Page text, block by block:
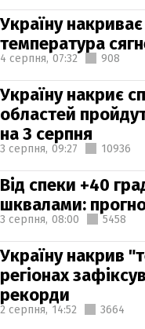
Україну
температура
4 серпня, 07:32 908
Україну накриє
областей
на 3 серпня
3 серпня, 09:27 10936
Від спеки +40
шквалами:
3 серпня, 08:00 5458
Україну накрив
регіонах
рекорди
2 серпня, 14:52 3664